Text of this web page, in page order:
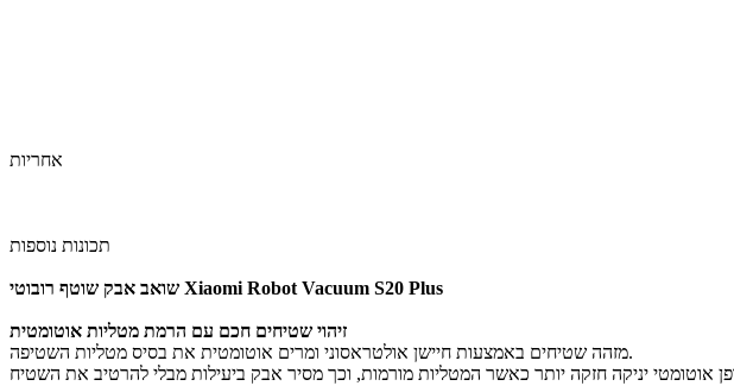
אחריות
תכונות נוספות
שואב אבק שוטף רובוטי Xiaomi Robot Vacuum S20 Plus
זיהוי שטיחים חכם עם הרמת מטליות אוטומטית
מזהה שטיחים באמצעות חיישן אולטראסוני ומרים אוטומטית את בסיס מטליות השטיפה.